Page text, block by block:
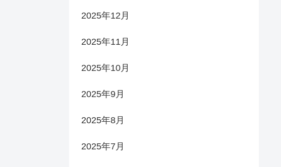
2025年12月
2025年11月
2025年10月
2025年9月
2025年8月
2025年7月